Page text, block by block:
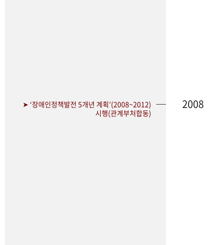
➤ ‘장애인정책발전 5개년 계획’(2008~2012)
시행(관계부처합동)
2008